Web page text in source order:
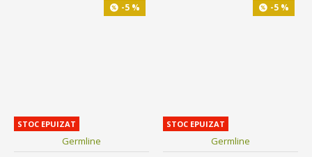
-5 %
STOC EPUIZAT
Germline
-5 %
STOC EPUIZAT
Germline